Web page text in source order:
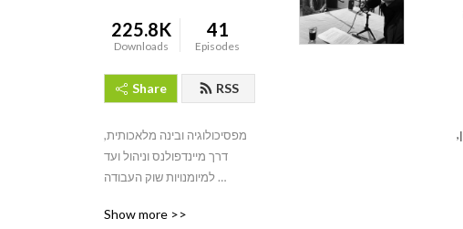
225.8K
Downloads
41
Episodes
Share RSS
מפסיכולוגיה ובינה מלאכותית,
דרך מיינדפולנס וניהול ועד
למיומנויות שוק העבודה
אהרן צ׳חנובר, יורם יובל, ליעד
Show more >>